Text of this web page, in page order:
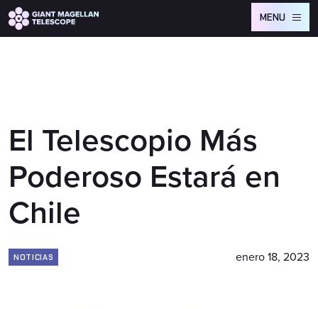
Global site tag (gtag.js) - Google Analytics
MENU
El Telescopio Más
Poderoso Estará en
Chile
NOTICIAS enero 18, 2023